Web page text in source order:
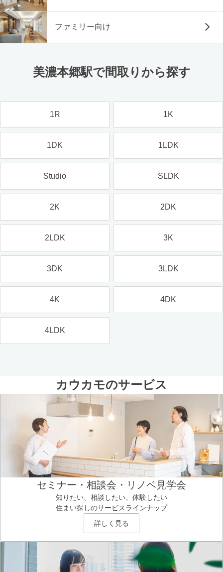
ファミリー向け
美濃本郷駅で間取りから探す
1R 1K
1DK 1LDK
Studio SLDK
2K 2DK
2LDK 3K
3DK 3LDK
4K 4DK
4LDK
カウカモのサービス
セミナー・相談会・リノベ見学会
知りたい、相談したい、体験したい
住まい探しのサービスラインナップ
詳しく見る